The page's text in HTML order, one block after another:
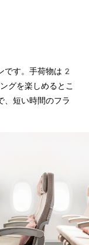
です。手荷物は2
グを楽しめるとこ
、短い時間のフラ